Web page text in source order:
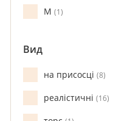
M 1
Вид
на присосці 8
реалістичні 16